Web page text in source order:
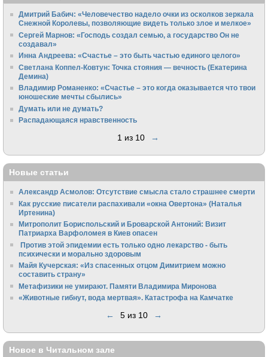
Дмитрий Бабич: «Человечество надело очки из осколков зеркала
Снежной Королевы, позволяющие видеть только злое и мелкое»
Сергей Марнов: «Господь создал семью, а государство Он не
создавал»
Инна Андреева: «Счастье – это быть частью единого целого»
Светлана Коппел-Ковтун: Точка стояния — вечность (Екатерина
Демина)
Владимир Романенко: «Счастье – это когда оказывается что твои
юношеские мечты сбылись»
Думать или не думать?
Распадающаяся нравственность
1 из 10 →
Новые статьи
Александр Асмолов: Отсутствие смысла стало страшнее смерти
Как русские писатели распахивали «окна Овертона» (Наталья
Иртенина)
Митрополит Бориспольский и Броварской Антоний: Визит
Патриарха Варфоломея в Киев опасен
Против этой эпидемии есть только одно лекарство - быть
психически и морально здоровым
Майя Кучерская: «Из спасенных отцом Димитрием можно
составить страну»
Метафизики не умирают. Памяти Владимира Миронова
«Животные гибнут, вода мертвая». Катастрофа на Камчатке
← 5 из 10 →
Новое в Читальном зале